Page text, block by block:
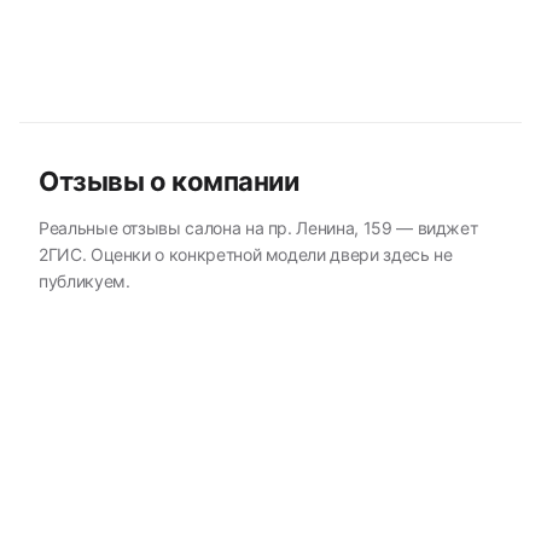
Отзывы о компании
Реальные отзывы салона на пр. Ленина, 159 — виджет
2ГИС. Оценки о конкретной модели двери здесь не
публикуем.